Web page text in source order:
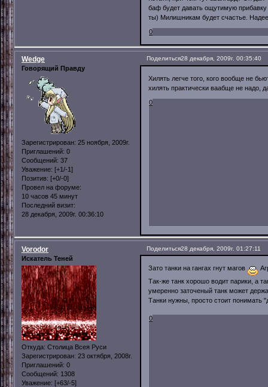
баф будет давать ощутимую прибавку
ты) Милишникам будет счастье.
0
Поделиться28 декабря, 2009г. 00:35:40
Wedge
Говорящий Правду
Зарегистрирован: 25 ноября, 2009г.
Приглашений: 0
Сообщений: 37
Уважение: [+1/-1]
Позитив: [+0/-0]
Провел на форуме:
10 часов 45 минут
Последний визит:
28 декабря, 2009г. 00:36:10
Хилять легче того, кого вообще не
хилять практически ваабще не надо,
0
Поделиться28 декабря, 2009г. 01:27:11
Vorodor
Искатель Теней
Откуда: Столица Всея Руси
Зарегистрирован: 23 октября, 2008г.
Приглашений: 0
Сообщений: 1308
Уважение: [+63/-5]
Зато танки на гангах гнут магов
Так-же танк хорошо водит парики, а
умеренно заточеный танк может
Танки нужны, просто стоит понимать
0